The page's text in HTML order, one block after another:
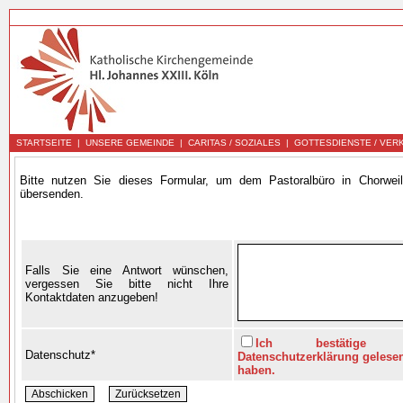
STARTSEITE | UNSERE GEMEINDE | CARITAS / SOZIALES | GOTTESDIENSTE /
Bitte nutzen Sie dieses Formular, um dem Pastoralbüro in
übersenden.
Falls Sie eine Antwort wünschen,
vergessen Sie bitte nicht Ihre
Kontaktdaten anzugeben!
Datenschutz*
Ich bestätige
Datenschutzerklärung
haben.